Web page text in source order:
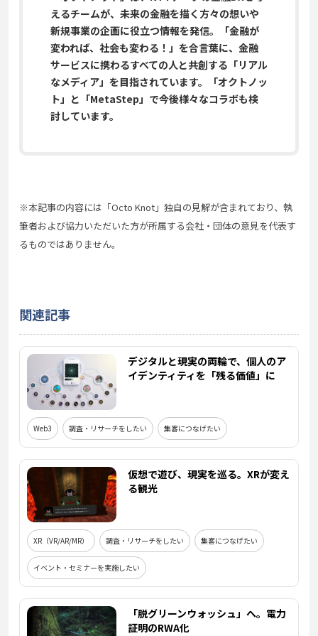
えるチームが、未来の金融を描く方々の想いや
新規事業の企画に役立つ情報を発信。「金融が
変われば、社会も変わる！」を合言葉に、金融
サービスに携わるすべての人と共創する「リアル
なメディア」を目指されています。「オクトノッ
ト」と「MetaStep」で今後様々なコラボも検
討しています。
※本記事の内容には「Octo Knot」独自の見解が含まれており、執
筆者および協力いただいた方が所属する会社・団体の意見を代表す
るものではありません。
関連記事
デジタルと現実の両輪で、個人のア
イデンティティを「残る価値」に
Web3 調査・リサーチをしたい 集客につなげたい
仮想で遊び、現実を巡る。XRが変え
る観光
XR（VR/AR/MR） 調査・リサーチをしたい 集客につなげたい
イベント・セミナーを実施したい
「脱グリーンウォッシュ」へ。電力
証明のRWA化